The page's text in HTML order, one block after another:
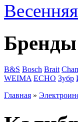
Бренды
B&S Bosch Brait
WEIMA ЕСНО Зубр
Главная »